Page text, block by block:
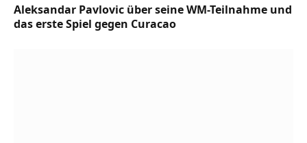
Aleksandar Pavlovic über seine WM-Teilnahme und
das erste Spiel gegen Curacao